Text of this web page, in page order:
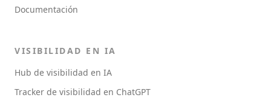
Documentación
VISIBILIDAD EN IA
Hub de visibilidad en IA
Tracker de visibilidad en ChatGPT